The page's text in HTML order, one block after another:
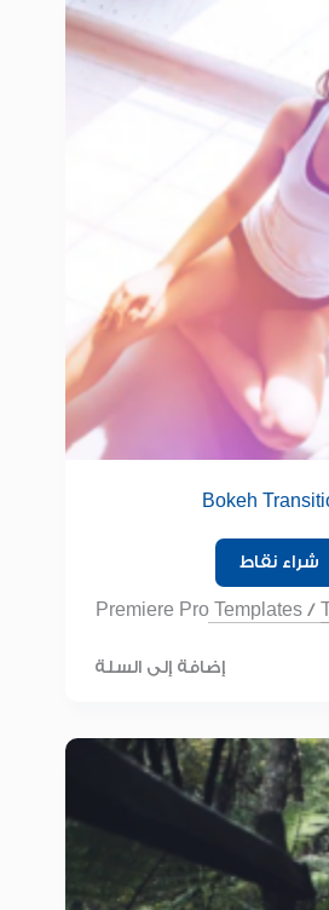
Bokeh
شراء نقاط
Premiere Pro Templates/
إضافة إلى السلة